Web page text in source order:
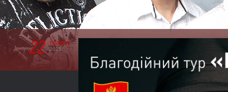
22 травня
2025